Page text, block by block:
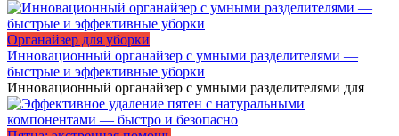
Органайзер для уборки
Инновационный органайзер с умными разделителями —
быстрые и эффективные уборки
Инновационный органайзер с умными разделителями для